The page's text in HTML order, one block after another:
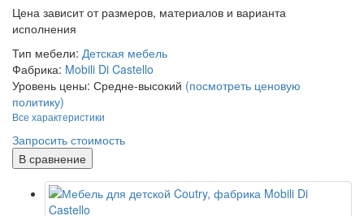
Цена зависит от размеров, материалов и варианта
исполнения
Тип мебели: Детская мебель
Фабрика: Mobili Di Castello
Уровень цены: Средне-высокий (посмотреть ценовую
политику)
Все характеристики
Запросить стоимость
В сравнение